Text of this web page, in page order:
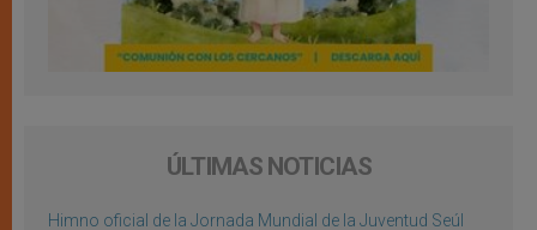
ÚLTIMAS NOTICIAS
Himno oficial de la Jornada Mundial de la Juventud Seúl